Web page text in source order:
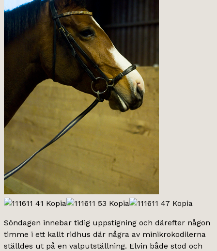
Söndagen innebar tidig uppstigning och därefter någon
timme i ett kallt ridhus där några av minikrokodilerna
ställdes ut på en valputställning. Elvin både stod och